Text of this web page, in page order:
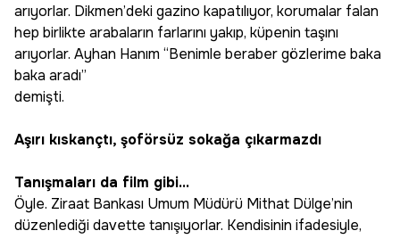
arıyorlar. Dikmen’deki gazino kapatılıyor, korumalar falan
hep birlikte arabaların farlarını yakıp, küpenin taşını
arıyorlar. Ayhan Hanım “Benimle beraber gözlerime baka
baka aradı”
demişti.
Aşırı kıskançtı, şoförsüz sokağa çıkarmazdı
Tanışmaları da film gibi...
Öyle. Ziraat Bankası Umum Müdürü Mithat Dülge’nin
düzenlediği davette tanışıyorlar. Kendisinin ifadesiyle,